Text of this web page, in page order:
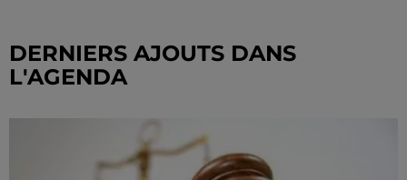
DERNIERS AJOUTS DANS
L'AGENDA